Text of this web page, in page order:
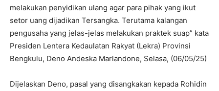
melakukan penyidikan ulang agar para pihak yang ikut
setor uang dijadikan Tersangka. Terutama kalangan
pengusaha yang jelas-jelas melakukan praktek suap” kata
Presiden Lentera Kedaulatan Rakyat (Lekra) Provinsi
Bengkulu, Deno Andeska Marlandone, Selasa, (06/05/25)
Dijelaskan Deno, pasal yang disangkakan kepada Rohidin